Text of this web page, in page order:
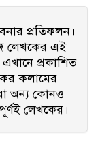
প্রতিফলন।
লেখকের এই
প্রকাশিত
কলামের
অন্য কোনও
লেখকের।